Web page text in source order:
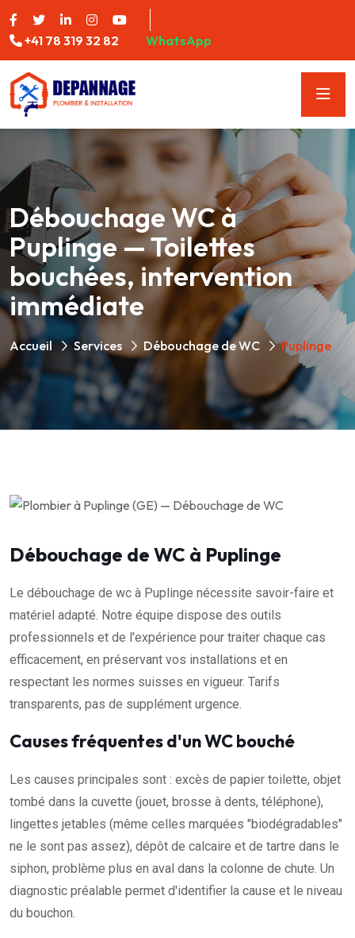
+41 78 319 32 82 WhatsApp
Débouchage WC à
Puplinge — Toilettes
bouchées, intervention
immédiate
Accueil Services Débouchage de WC Puplinge
Débouchage de WC à Puplinge
Le débouchage de wc à Puplinge nécessite savoir-faire et
matériel adapté. Notre équipe dispose des outils
professionnels et de l'expérience pour traiter chaque cas
efficacement, en préservant vos installations et en
respectant les normes suisses en vigueur. Tarifs
transparents, pas de supplément urgence.
Causes fréquentes d'un WC bouché
Les causes principales sont : excès de papier toilette, objet
tombé dans la cuvette (jouet, brosse à dents, téléphone),
lingettes jetables (même celles marquées "biodégradables"
ne le sont pas assez), dépôt de calcaire et de tartre dans le
siphon, problème plus en aval dans la colonne de chute. Un
diagnostic préalable permet d'identifier la cause et le niveau
du bouchon.